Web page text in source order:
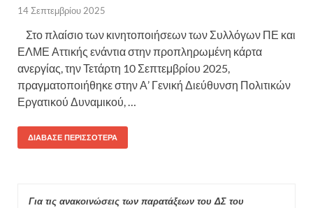
14 Σεπτεμβρίου 2025
Στο πλαίσιο των κινητοποιήσεων των Συλλόγων ΠΕ και
ΕΛΜΕ Αττικής ενάντια στην προπληρωμένη κάρτα
ανεργίας, την Τετάρτη 10 Σεπτεμβρίου 2025,
πραγματοποιήθηκε στην Α’ Γενική Διεύθυνση Πολιτικών
Εργατικού Δυναμικού, …
ΔΙΆΒΑΣΕ ΠΕΡΙΣΣΌΤΕΡΑ
Για τις ανακοινώσεις των παρατάξεων του ΔΣ του